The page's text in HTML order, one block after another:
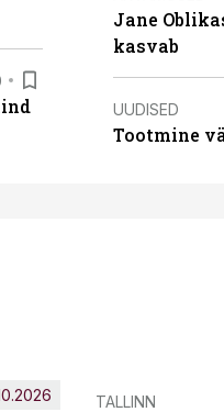
Jane
kasvab
UUDISED
Tootmine
TALLINN